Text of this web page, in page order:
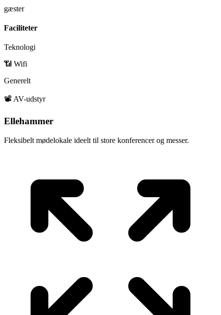
gæster
Faciliteter
Teknologi
📶 Wifi
Generelt
📽️ AV-udstyr
Ellehammer
Fleksibelt mødelokale ideelt til store konferencer og messer.